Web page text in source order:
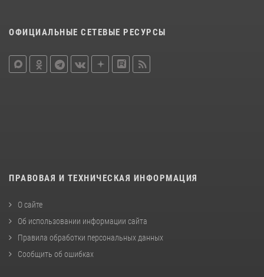
ОФИЦИАЛЬНЫЕ СЕТЕВЫЕ РЕСУРСЫ
ПРАВОВАЯ И ТЕХНИЧЕСКАЯ ИНФОРМАЦИЯ
О сайте
Об использовании информации сайта
Правила обработки персональных данных
Сообщить об ошибках